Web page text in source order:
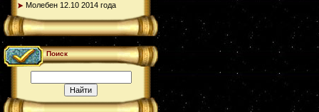
Молебен 12.10 2014 года
Поиск